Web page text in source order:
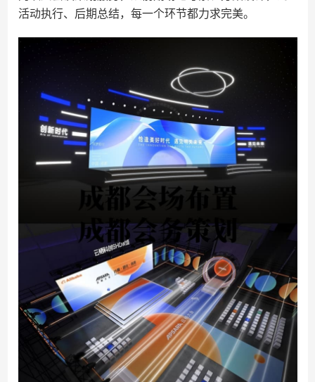
活动执行、后期总结，每一个环节都力求完美。